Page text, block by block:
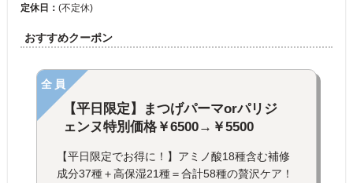
定休日： (不定休)
おすすめクーポン
全員
【平日限定】まつげパーマorパリジ
ェンヌ特別価格￥6500→￥5500
【平日限定でお得に！】アミノ酸18種含む補修
成分37種＋高保湿21種＝合計58種の贅沢ケア！